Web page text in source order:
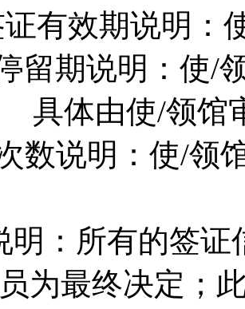
有效期说明：
留期说明：使/
具体由使/领馆
数说明：使/领
： 所有的签证
为最终决定；